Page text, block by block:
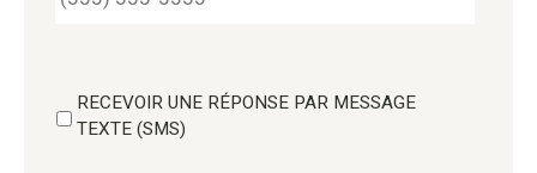
RECEVOIR UNE RÉPONSE PAR MESSAGE
TEXTE (SMS)